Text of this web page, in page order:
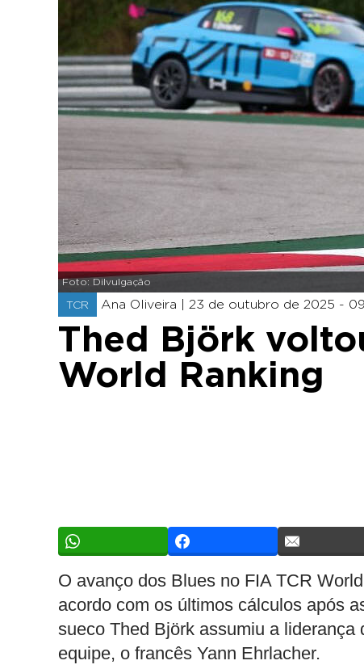
Foto: Dilvulgação
TCR Ana Oliveira | 23 de outubro de 2025 -
Thed Björk
World Ranking
O avanço dos Blues no FIA TCR
acordo com os últimos cálculos após
sueco Thed Björk assumiu a
equipe, o francês Yann Ehrlacher.